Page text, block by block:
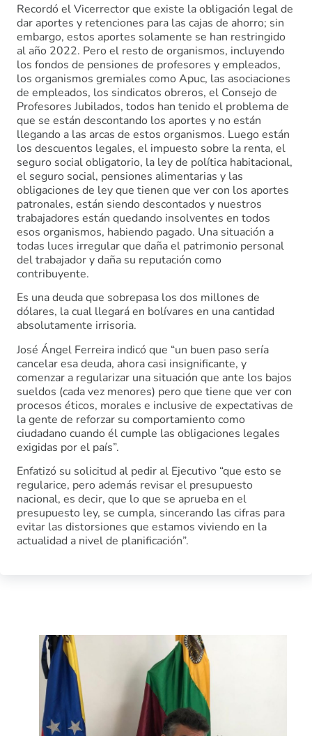
Recordó el Vicerrector que existe la obligación legal de
dar aportes y retenciones para las cajas de ahorro; sin
embargo, estos aportes solamente se han restringido
al año 2022. Pero el resto de organismos, incluyendo
los fondos de pensiones de profesores y empleados,
los organismos gremiales como Apuc, las asociaciones
de empleados, los sindicatos obreros, el Consejo de
Profesores Jubilados, todos han tenido el problema de
que se están descontando los aportes y no están
llegando a las arcas de estos organismos. Luego están
los descuentos legales, el impuesto sobre la renta, el
seguro social obligatorio, la ley de política habitacional,
el seguro social, pensiones alimentarias y las
obligaciones de ley que tienen que ver con los aportes
patronales, están siendo descontados y nuestros
trabajadores están quedando insolventes en todos
esos organismos, habiendo pagado. Una situación a
todas luces irregular que daña el patrimonio personal
del trabajador y daña su reputación como
contribuyente.
Es una deuda que sobrepasa los dos millones de
dólares, la cual llegará en bolívares en una cantidad
absolutamente irrisoria.
José Ángel Ferreira indicó que “un buen paso sería
cancelar esa deuda, ahora casi insignificante, y
comenzar a regularizar una situación que ante los bajos
sueldos (cada vez menores) pero que tiene que ver con
procesos éticos, morales e inclusive de expectativas de
la gente de reforzar su comportamiento como
ciudadano cuando él cumple las obligaciones legales
exigidas por el país”.
Enfatizó su solicitud al pedir al Ejecutivo “que esto se
regularice, pero además revisar el presupuesto
nacional, es decir, que lo que se aprueba en el
presupuesto ley, se cumpla, sincerando las cifras para
evitar las distorsiones que estamos viviendo en la
actualidad a nivel de planificación”.